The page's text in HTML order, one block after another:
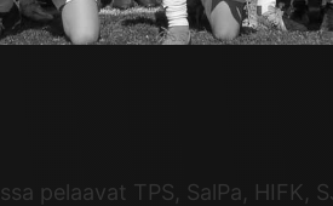
pelaavat TPS, SalPa, HIFK,